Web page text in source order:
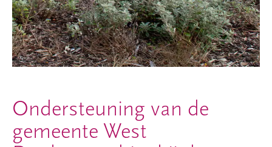
Ondersteuning van de
gemeente West